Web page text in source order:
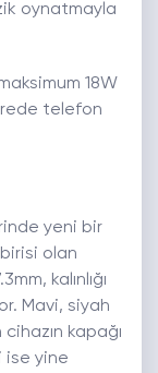
oynatmayla
18W
telefon
yeni bir
olan
kalınlığı
Mavi, siyah
kapağı
ise yine